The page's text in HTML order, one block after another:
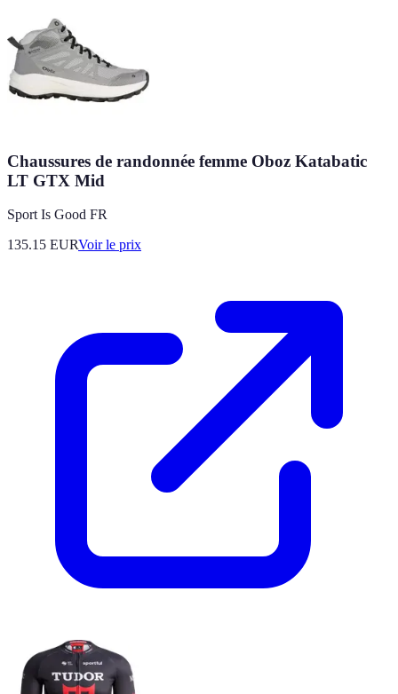
Chaussures de randonnée femme Oboz Katabatic
LT GTX Mid
Sport Is Good FR
135.15 EURVoir le prix